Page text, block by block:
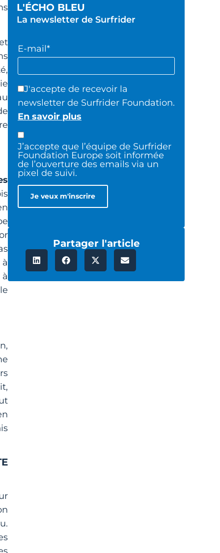
L'ÉCHO BLEU
La newsletter de Surfrider
E-mail*
J'accepte de recevoir la
newsletter de Surfrider Foundation.
En savoir plus
J’accepte que l’équipe de Surfrider
Foundation Europe soit informée
de l’ouverture des emails via un
pixel de suivi.
Partager l'article